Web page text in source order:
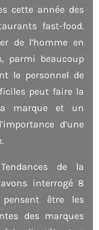
cette année des
fast-food.
de l’homme en
parmi beaucoup
le personnel de
peut faire la
marque et un
d’une
de la
interrogé 8
être les
des marques